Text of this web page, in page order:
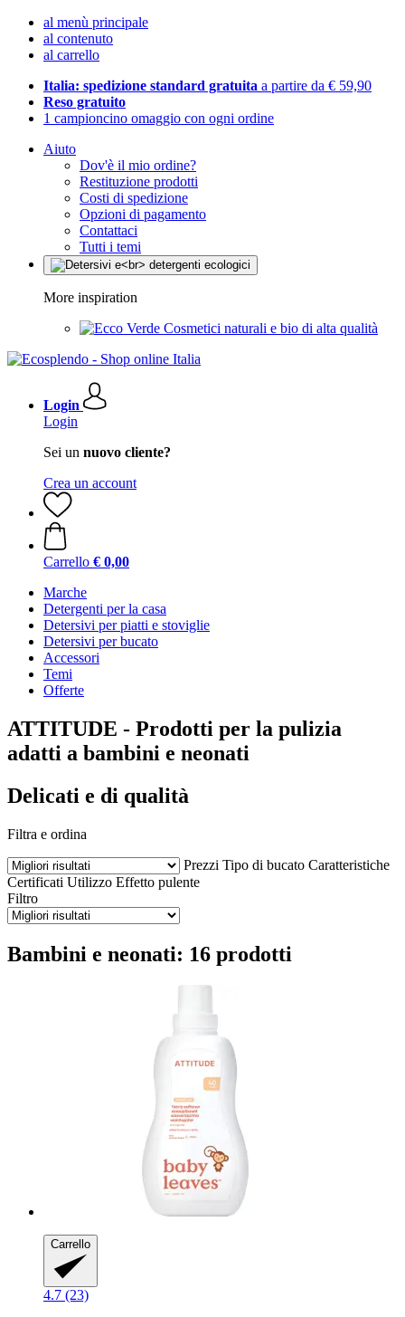
al menù principale
al contenuto
al carrello
Italia: spedizione standard gratuita a partire da € 59,90
Reso gratuito
1 campioncino omaggio con ogni ordine
Aiuto
Dov'è il mio ordine?
Restituzione prodotti
Costi di spedizione
Opzioni di pagamento
Contattaci
Tutti i temi
More inspiration
Cosmetici naturali e bio di alta qualità
Login
Login
Sei un nuovo cliente?
Crea un account
Carrello € 0,00
Marche
Detergenti per la casa
Detersivi per piatti e stoviglie
Detersivi per bucato
Accessori
Temi
Offerte
ATTITUDE - Prodotti per la pulizia
adatti a bambini e neonati
Delicati e di qualità
Filtra e ordina
Prezzi Tipo di bucato Caratteristiche
Certificati Utilizzo Effetto pulente
Filtro
Bambini e neonati: 16 prodotti
Carrello
4.7 (23)